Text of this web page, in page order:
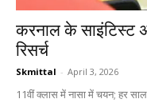
करनाल के साइंटिस्ट
रिसर्च
Skmittal - April 3, 2026
11वीं क्लास में नासा में चयन; हर